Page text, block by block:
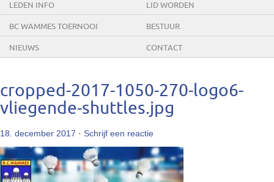
LEDEN INFO LID WORDEN
BC WAMMES TOERNOOI BESTUUR
NIEUWS CONTACT
cropped-2017-1050-270-logo6-
vliegende-shuttles.jpg
18. december 2017 · Schrijf een reactie